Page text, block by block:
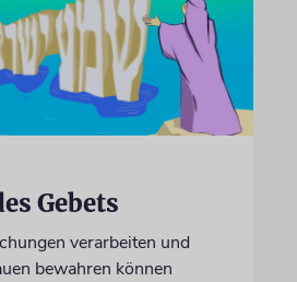
Gebets
verarbeiten und
bewahren können